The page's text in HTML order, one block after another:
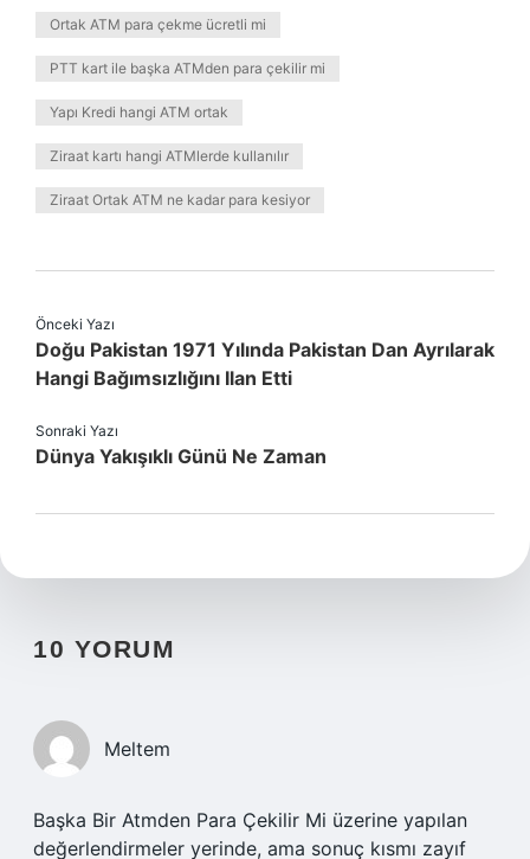
Ortak ATM para çekme ücretli mi
PTT kart ile başka ATMden para çekilir mi
Yapı Kredi hangi ATM ortak
Ziraat kartı hangi ATMlerde kullanılır
Ziraat Ortak ATM ne kadar para kesiyor
Önceki Yazı
Doğu Pakistan 1971 Yılında Pakistan Dan Ayrılarak
Hangi Bağımsızlığını Ilan Etti
Sonraki Yazı
Dünya Yakışıklı Günü Ne Zaman
10 YORUM
Meltem
Başka Bir Atmden Para Çekilir Mi üzerine yapılan
değerlendirmeler yerinde, ama sonuç kısmı zayıf